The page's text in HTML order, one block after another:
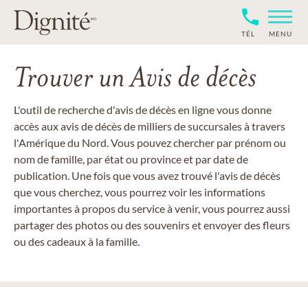
TÉL MENU
Trouver un Avis de décès
L'outil de recherche d'avis de décès en ligne vous donne
accès aux avis de décès de milliers de succursales à travers
l'Amérique du Nord. Vous pouvez chercher par prénom ou
nom de famille, par état ou province et par date de
publication. Une fois que vous avez trouvé l'avis de décès
que vous cherchez, vous pourrez voir les informations
importantes à propos du service à venir, vous pourrez aussi
partager des photos ou des souvenirs et envoyer des fleurs
ou des cadeaux à la famille.